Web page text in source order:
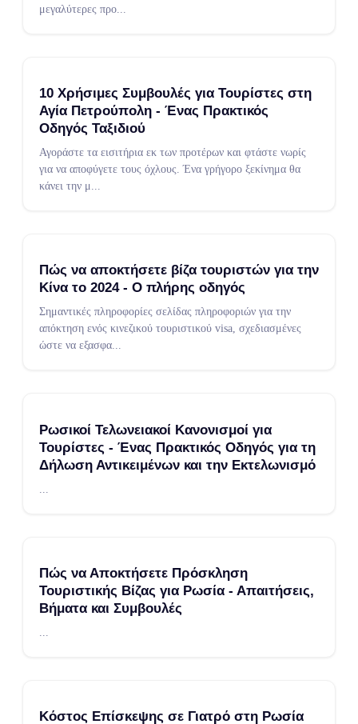
μεγαλύτερες προ...
10 Χρήσιμες Συμβουλές για Τουρίστες στη
Αγία Πετρούπολη - Ένας Πρακτικός
Οδηγός Ταξιδιού
Αγοράστε τα εισιτήρια εκ των προτέρων και φτάστε νωρίς
για να αποφύγετε τους όχλους. Ένα γρήγορο ξεκίνημα θα
κάνει την μ...
Πώς να αποκτήσετε βίζα τουριστών για την
Κίνα το 2024 - Ο πλήρης οδηγός
Σημαντικές πληροφορίες σελίδας πληροφοριών για την
απόκτηση ενός κινεζικού τουριστικού visa, σχεδιασμένες
ώστε να εξασφα...
Ρωσικοί Τελωνειακοί Κανονισμοί για
Τουρίστες - Ένας Πρακτικός Οδηγός για τη
Δήλωση Αντικειμένων και την Εκτελωνισμό
Πώς να Αποκτήσετε Πρόσκληση
Τουριστικής Βίζας για Ρωσία - Απαιτήσεις,
Βήματα και Συμβουλές
Κόστος Επίσκεψης σε Γιατρό στη Ρωσία